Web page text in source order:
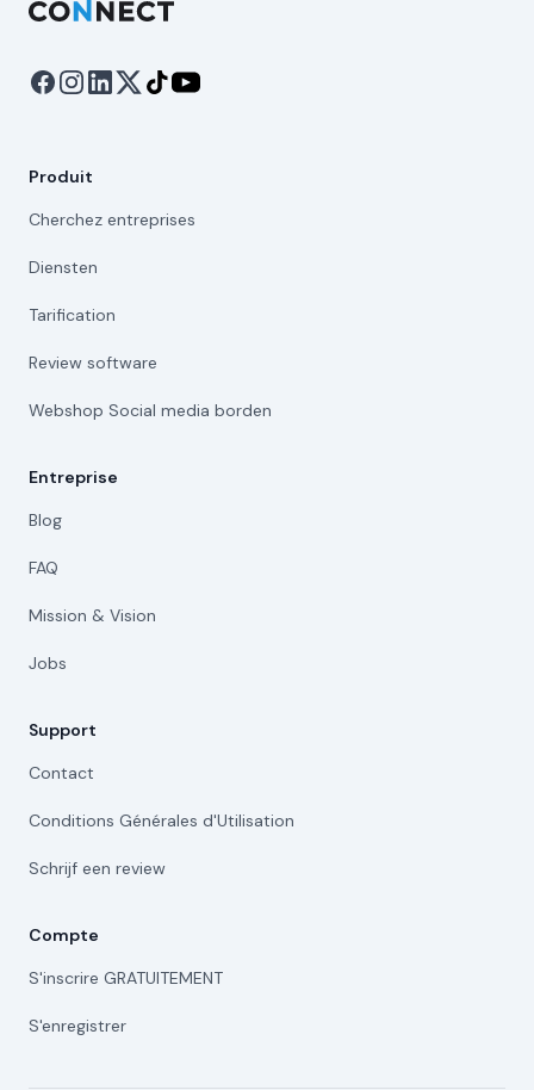
Produit
Cherchez entreprises
Diensten
Tarification
Review software
Webshop Social media borden
Entreprise
Blog
FAQ
Mission & Vision
Jobs
Support
Contact
Conditions Générales d'Utilisation
Schrijf een review
Compte
S'inscrire GRATUITEMENT
S'enregistrer